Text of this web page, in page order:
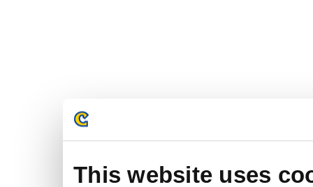
This website uses